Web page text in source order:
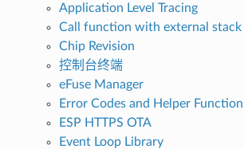
Application Level Tracing
Call function with external stack
Chip Revision
控制台终端
eFuse Manager
Error Codes and Helper
ESP HTTPS OTA
Event Loop Library